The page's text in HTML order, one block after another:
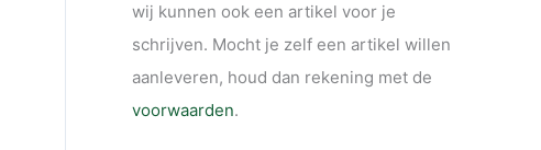
wij kunnen ook een artikel voor je
schrijven. Mocht je zelf een artikel willen
aanleveren, houd dan rekening met de
voorwaarden.